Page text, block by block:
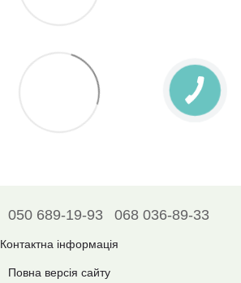
050 689-19-93 068 036-89-33
Контактна інформація
Повна версія сайту